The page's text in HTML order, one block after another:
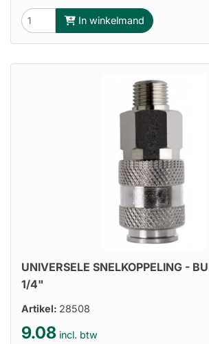
In winkelmand
UNIVERSELE SNELKOPPELING -
1/4"
Artikel: 28508
9.08 incl. btw